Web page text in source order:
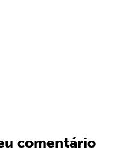
comentário